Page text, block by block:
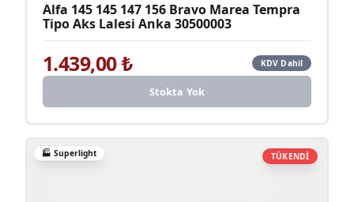
Alfa 145 145 147 156 Bravo Marea Tempra
Tipo Aks Lalesi Anka 30500003
1.439,00₺ KDV Dahil
Stokta Yok
TÜKENDİ
🏭Superlight